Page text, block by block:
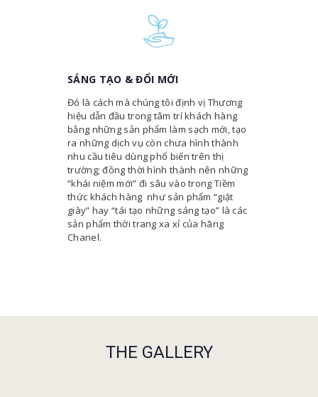
SÁNG TẠO & ĐỔI MỚI
Đó là cách mà chúng tôi định vị Thương
hiệu dẫn đầu trong tâm trí khách hàng
bằng những sản phẩm làm sạch mới, tạo
ra những dịch vụ còn chưa hình thành
nhu cầu tiêu dùng phổ biến trên thị
trường; đồng thời hình thành nên những
“khái niệm mới” đi sâu vào trong Tiềm
thức khách hàng như sản phẩm “giặt
giày” hay “tái tạo những sáng tạo” là các
sản phẩm thời trang xa xỉ của hãng
Chanel.
THE GALLERY